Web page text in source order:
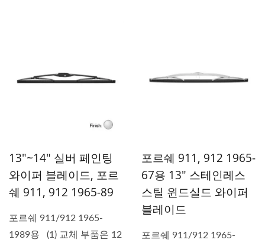
13"~14" 실버 페인팅
와이퍼 블레이드, 포르
쉐 911, 912 1965-89
포르쉐 911/912 1965-
1989용 (1) 교체 부품은 12
포르쉐 911, 912 1965-
67용 13" 스테인레스
스틸 윈드실드 와이퍼
블레이드
포르쉐 911/912 1965-